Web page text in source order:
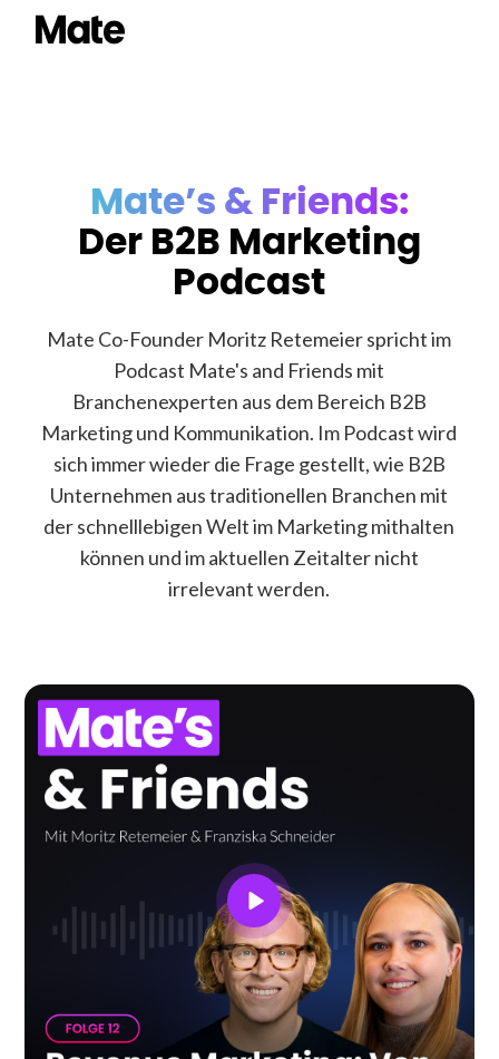
Mate’s & Friends:
Der B2B Marketing
Podcast
Mate Co-Founder Moritz Retemeier spricht im
Podcast Mate's and Friends mit
Branchenexperten aus dem Bereich B2B
Marketing und Kommunikation. Im Podcast wird
sich immer wieder die Frage gestellt, wie B2B
Unternehmen aus traditionellen Branchen mit
der schnelllebigen Welt im Marketing mithalten
können und im aktuellen Zeitalter nicht
irrelevant werden.